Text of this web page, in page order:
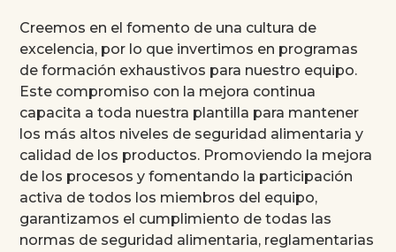
Creemos en el fomento de una cultura de
excelencia, por lo que invertimos en programas
de formación exhaustivos para nuestro equipo.
Este compromiso con la mejora continua
capacita a toda nuestra plantilla para mantener
los más altos niveles de seguridad alimentaria y
calidad de los productos. Promoviendo la mejora
de los procesos y fomentando la participación
activa de todos los miembros del equipo,
garantizamos el cumplimiento de todas las
normas de seguridad alimentaria, reglamentarias